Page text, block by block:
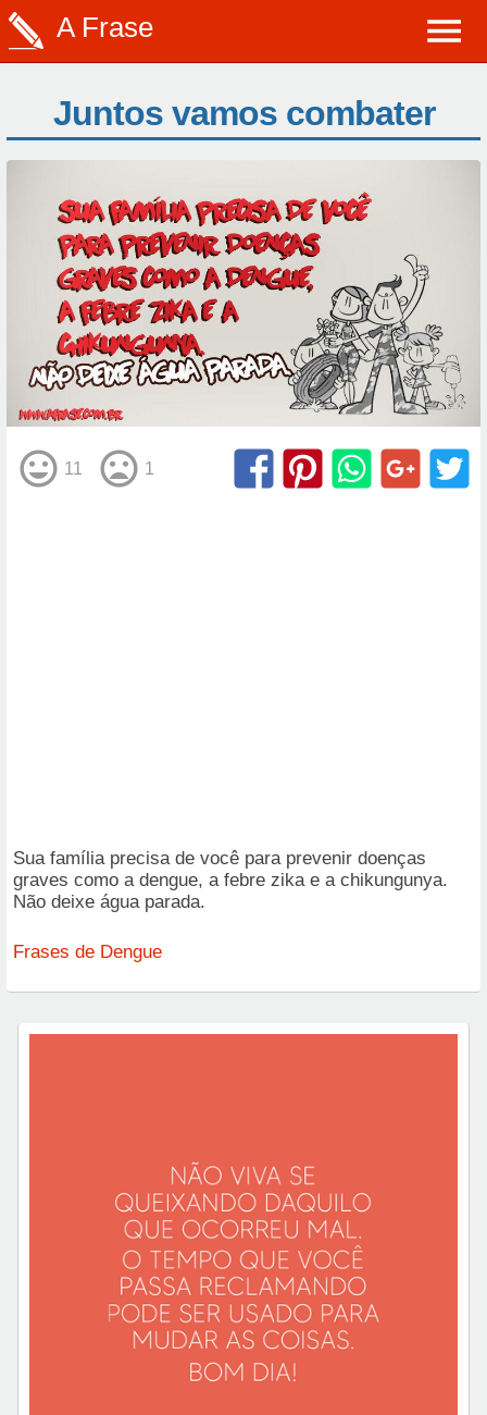
A Frase
Juntos vamos combater
11 1
Sua família precisa de você para prevenir doenças
graves como a dengue, a febre zika e a chikungunya.
Não deixe água parada.
Frases de Dengue